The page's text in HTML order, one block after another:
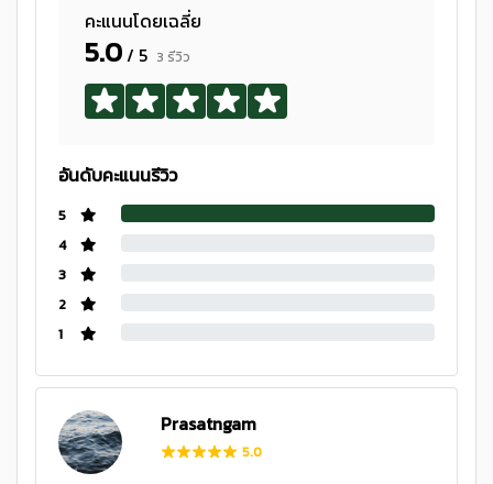
คะแนนโดยเฉลี่ย
5.0/ 5 3 รีวิว
อันดับคะแนนรีวิว
5
4
3
2
1
Prasatngam
5.0